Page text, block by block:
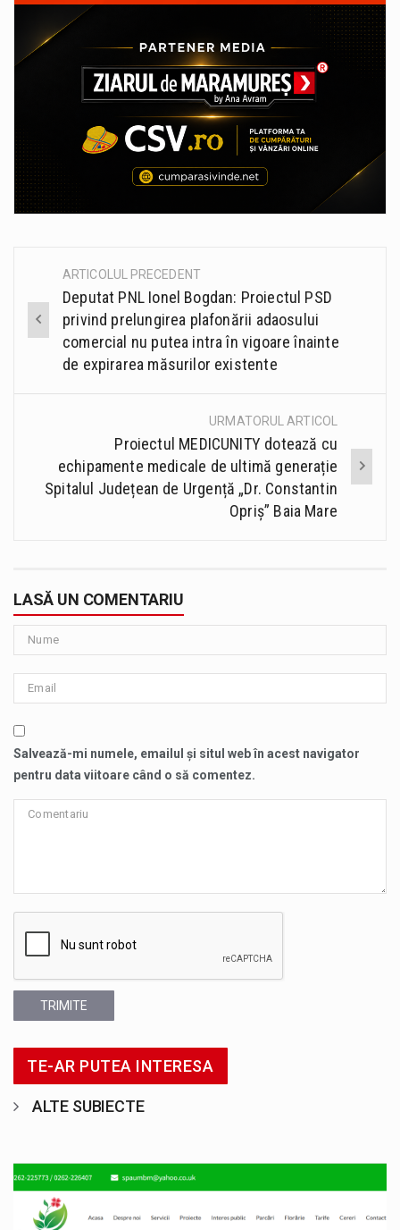
Post
navigation
ARTICOLUL PRECEDENT
Deputat PNL Ionel Bogdan: Proiectul PSD
privind prelungirea plafonării adaosului
comercial nu putea intra în vigoare înainte
de expirarea măsurilor existente
URMATORUL ARTICOL
Proiectul MEDICUNITY dotează cu
echipamente medicale de ultimă generație
Spitalul Județean de Urgență „Dr. Constantin
Opriș” Baia Mare
LASĂ UN COMENTARIU
Salvează-mi numele, emailul și situl web în acest navigator
pentru data viitoare când o să comentez.
TRIMITE
TE-AR PUTEA INTERESA
ALTE SUBIECTE